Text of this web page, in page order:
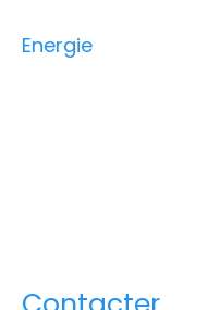
Energie